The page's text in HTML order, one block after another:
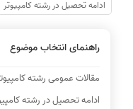
ادامه تحصیل در رشته کامپیوتر
راهنمای انتخاب موضوع
مقالات عمومی رشته
ادامه تحصیل در رشته